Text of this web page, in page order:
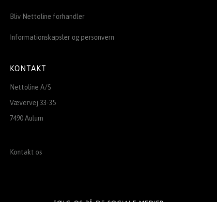
Bliv Nettoline forhandler
Informationskapsler og personvern
KONTAKT
Nettoline A/S
Vævervej 33-35
7490 Aulum
Kontakt os